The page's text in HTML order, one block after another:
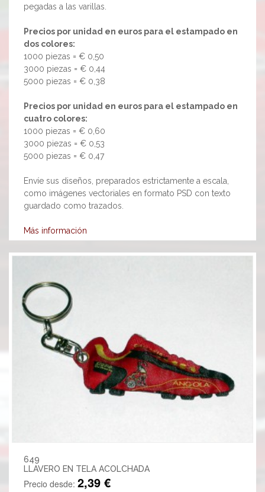
pegadas a las varillas.
Precios por unidad en euros para el estampado en
dos colores:
1000 piezas = € 0,50
3000 piezas = € 0,44
5000 piezas = € 0,38
Precios por unidad en euros para el estampado en
cuatro colores:
1000 piezas = € 0,60
3000 piezas = € 0,53
5000 piezas = € 0,47
Envíe sus diseños, preparados estrictamente a escala,
como imágenes vectoriales en formato PSD con texto
guardado como trazados.
Más información
649
LLAVERO EN TELA ACOLCHADA
Precio desde: 2,39 €